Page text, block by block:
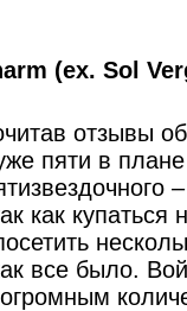
(ex. Sol
отзывы
пяти в
как
все было.